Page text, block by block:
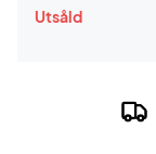
Utsåld